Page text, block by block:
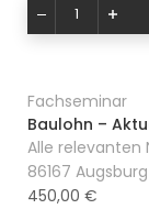
Fachseminar
Baulohn –
Alle relevanten
86167
450,00 €